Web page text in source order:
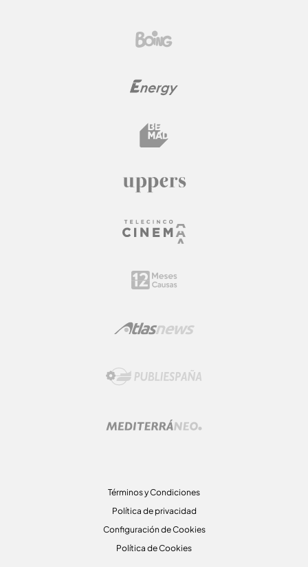
Términos y Condiciones
Política de privacidad
Configuración de Cookies
Política de Cookies